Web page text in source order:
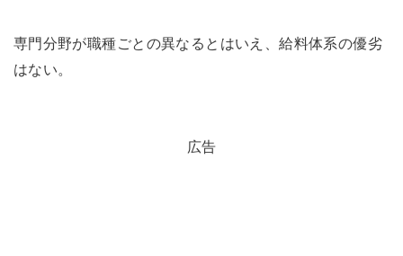
専門分野が職種ごとの異なるとはいえ、給料体系の優劣
はない。
広告